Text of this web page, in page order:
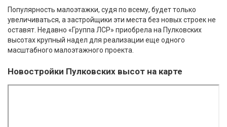
Популярность малоэтажки, судя по всему, будет только
увеличиваться, а застройщики эти места без новых строек не
оставят. Недавно «Группа ЛСР» приобрела на Пулковских
высотах крупный надел для реализации еще одного
масштабного малоэтажного проекта.
Новостройки Пулковских высот на карте